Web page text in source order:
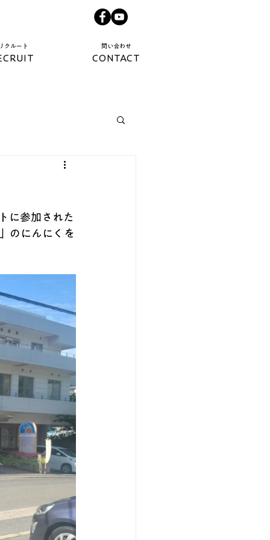
クルート​ ​問い合わせ​
CONTACT
に参加された
のにんにくを